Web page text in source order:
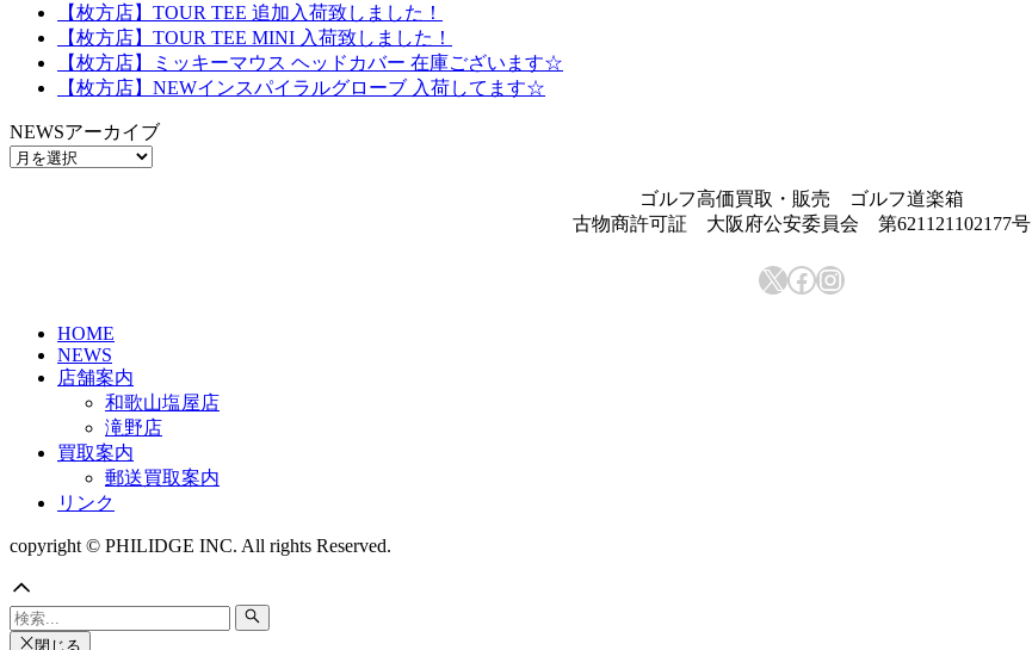
【枚方店】TOUR TEE 追加入荷致しました！
【枚方店】TOUR TEE MINI 入荷致しました！
【枚方店】ミッキーマウス ヘッドカバー 在庫ございます☆
【枚方店】NEWインスパイラルグローブ 入荷してます☆
NEWSアーカイブ
NEWS
ゴルフ高価買取・販売 ゴルフ道楽箱
古物商許可証 大阪府公安委員会 第621121102177号
X Facebook
Instagram
HOME
NEWS
店舗案内
和歌山塩屋店
滝野店
買取案内
郵送買取案内
リンク
copyright © PHILIDGE INC. All rights Reserved.
閉じる